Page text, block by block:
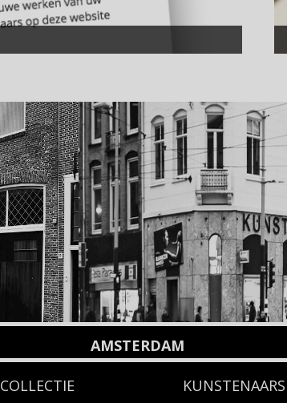
AMSTERDAM
1075 VX Amsterdam
COLLECTIE KUNSTENAARS